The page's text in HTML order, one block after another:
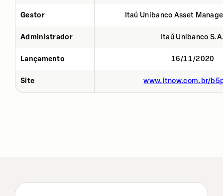
Gestor Itaú Unibanco Asset
Administrador Itaú Unibanco
Lançamento 16/11/2020
Site www.itnow.com.br/